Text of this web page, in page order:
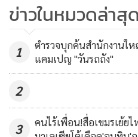
148
มาตร
ข่าวในหมวดล่าสุด
1
ตำรวจบุกค้นสำนักงานใ
แคมเปญ "วันรถถัง"
2
3
คนไร้เพื่อน!สื่อเขมรเย้ย